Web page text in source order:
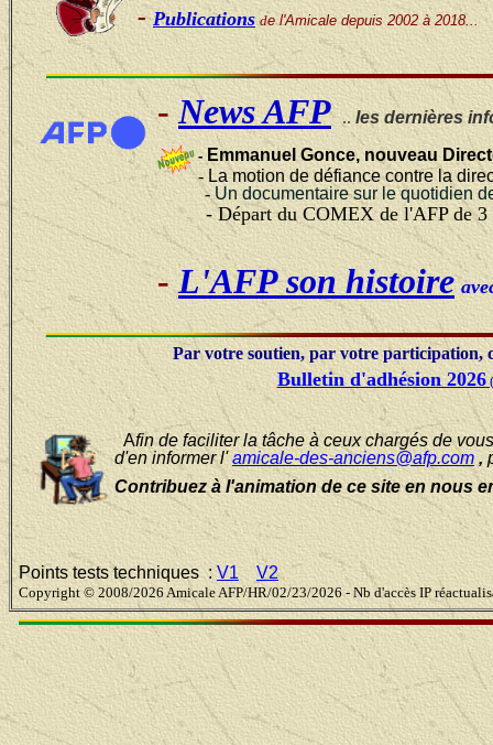
-Publications de l'Amicale depuis 2002 à 2018...
- News AFP .. les dernières
- Emmanuel Gonce, nouveau
- La motion de défiance contre la
-Un documentaire sur le quotidien
- Départdu COMEX de l'AFP de
- L'AFP son histoire
Par votre soutien, par votre participation,
Bulletin d'adhésion 2026
Afin de faciliter la tâche à ceux chargés de
d'en informer l'amicale-des-anciens@afp.com ,
Contribuez à l'animation de ce site en nous
Points tests techniques :V1 V2
Copyright © 2008/2026 Amicale AFP/HR/02/23/2026 - Nb d'accès IP